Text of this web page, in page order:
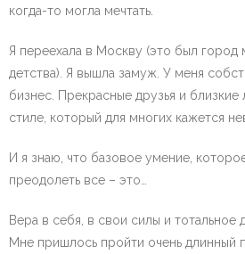
когда-то могла мечтать.
Я переехала в Москву (это был город
детства). Я вышла замуж. У меня
бизнес. Прекрасные друзья и
стиле, который для многих кажется
И я знаю, что базовое умение,
преодолеть все – это…
Вера в себя, в свои силы и тотальное
Мне пришлось пройти очень длинный